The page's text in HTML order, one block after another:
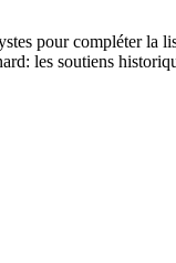
les soutiens